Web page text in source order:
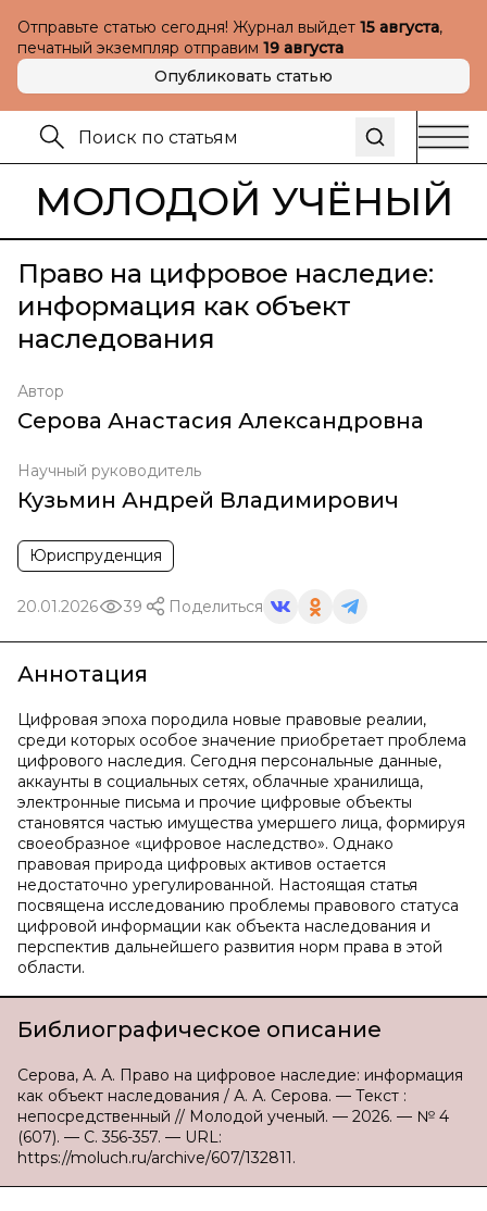
Отправьте статью сегодня! Журнал выйдет 15 августа,
печатный экземпляр отправим 19 августа
Опубликовать статью
МОЛОДОЙ УЧЁНЫЙ
Право на цифровое наследие:
информация как объект
наследования
Автор
Серова Анастасия Александровна
Научный руководитель
Кузьмин Андрей Владимирович
Юриспруденция
20.01.2026 39 Поделиться
Аннотация
Цифровая эпоха породила новые правовые реалии,
среди которых особое значение приобретает проблема
цифрового наследия. Сегодня персональные данные,
аккаунты в социальных сетях, облачные хранилища,
электронные письма и прочие цифровые объекты
становятся частью имущества умершего лица, формируя
своеобразное «цифровое наследство». Однако
правовая природа цифровых активов остается
недостаточно урегулированной. Настоящая статья
посвящена исследованию проблемы правового статуса
цифровой информации как объекта наследования и
перспектив дальнейшего развития норм права в этой
области.
Библиографическое описание
Серова, А. А. Право на цифровое наследие: информация
как объект наследования / А. А. Серова. — Текст :
непосредственный // Молодой ученый. — 2026. — № 4
(607). — С. 356-357. — URL:
https://moluch.ru/archive/607/132811.